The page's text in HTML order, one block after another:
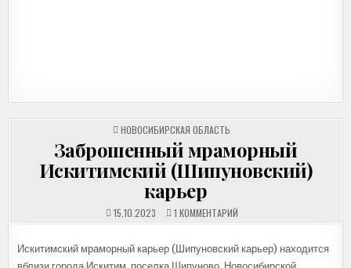
ОПУБЛИКОВАНО
В
НОВОСИБИРСКАЯ ОБЛАСТЬ
Заброшенный мраморный
Искитимский (Шипуновский)
карьер
15.10.2023 1 КОММЕНТАРИЙК
ЗАПИСИ
ИСКИТИМСКИЙ
(ШИПУНОВСКИЙ)
Искитимский мраморный карьер (Шипуновский карьер) находится